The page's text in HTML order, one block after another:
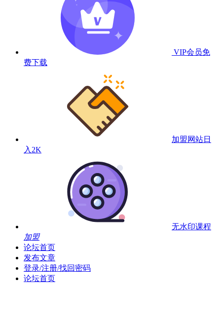
VIP会员免
费下载
加盟网站日
入2K
无水印课程
加盟
论坛首页
发布文章
登录/注册/找回密码
论坛首页